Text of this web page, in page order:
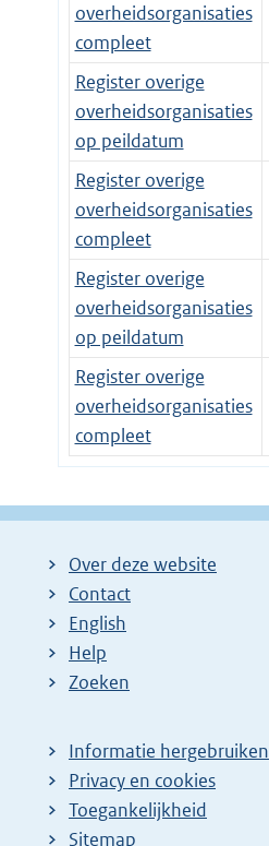
overheidsorganisaties
compleet
Register overige
overheidsorganisaties
op peildatum
Register overige
overheidsorganisaties
compleet
Register overige
overheidsorganisaties
op peildatum
Register overige
overheidsorganisaties
compleet
Over deze website
Contact
English
Help
Zoeken
Informatie hergebruiken
Privacy en cookies
Toegankelijkheid
Sitemap